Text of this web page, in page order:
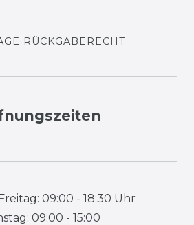
RÜCKGABERECHT
09:00 - 18:30 Uhr
09:00 - 15:00